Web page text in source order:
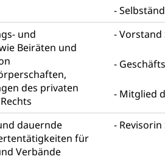
und
Beiräten und
des privaten
Vorstand
Mitglied
dauernde
für
Verbände
und Verfahren Kosten
Pfändung
Betreibungsämter
und Wahlrecht, Stimmrecht,
Kopfsteuer,
Liegenschaftssteuer,